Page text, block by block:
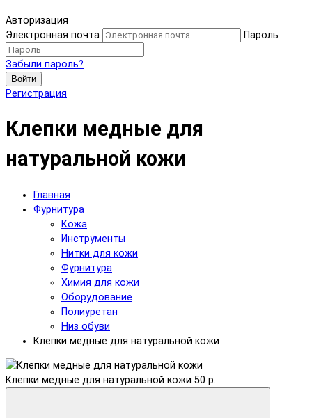
Авторизация
Электронная почта
Пароль
Забыли пароль?
Войти
Регистрация
Клепки медные для
натуральной кожи
Главная
Фурнитура
Кожа
Инструменты
Нитки для кожи
Фурнитура
Химия для кожи
Оборудование
Полиуретан
Низ обуви
Клепки медные для натуральной кожи
Клепки медные для натуральной кожи 50 р.